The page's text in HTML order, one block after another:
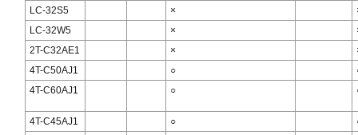
LC-32S5
×
LC-32W5
×
2T-C32AE1
×
4T-C50AJ1
○
4T-C60AJ1
○
4T-C45AJ1 ○